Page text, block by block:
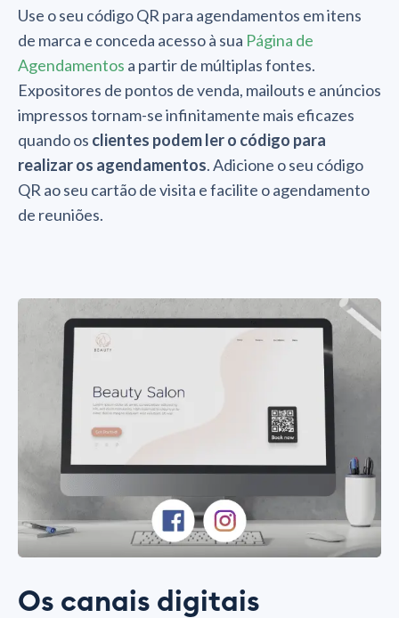
Use o seu código QR para agendamentos em itens
de marca e conceda acesso à sua Página de
Agendamentos a partir de múltiplas fontes.
Expositores de pontos de venda, mailouts e anúncios
impressos tornam-se infinitamente mais eficazes
quando os clientes podem ler o código para
realizar os agendamentos. Adicione o seu código
QR ao seu cartão de visita e facilite o agendamento
de reuniões.
Os canais digitais